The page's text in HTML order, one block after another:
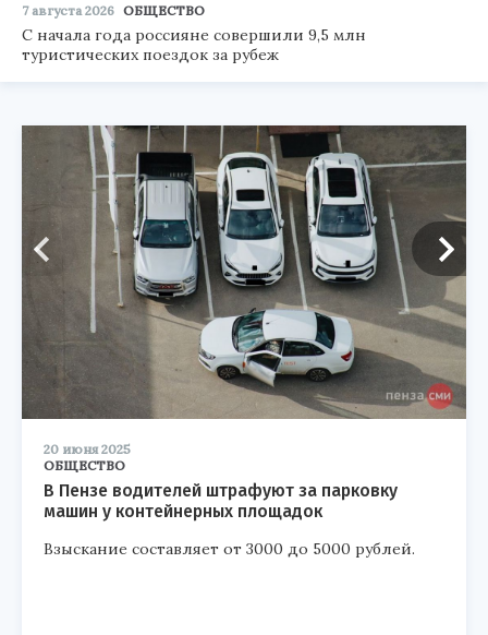
7 августа 2026 ОБЩЕСТВО
С начала года россияне совершили 9,5 млн
туристических поездок за рубеж
20 июня 2025
ОБЩЕСТВО
В Пензе водителей штрафуют за парковку
машин у контейнерных площадок
Взыскание составляет от 3000 до 5000 рублей.